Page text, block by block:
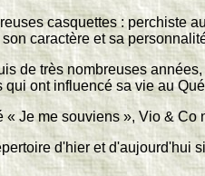
casquettes : perchiste
caractère et sa
de très nombreuses
qui ont influencé sa vie au
« Je me souviens », Vio &
d'hier et d'aujourd'hui